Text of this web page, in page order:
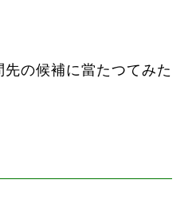
の候補に當たつてみた